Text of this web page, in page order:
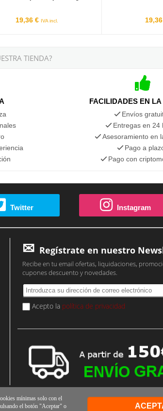
19,36 € IVA incl.
TIENDA?
FACILIDADES EN
Envíos
Entregas en 24
Asesoramiento en
Pago a
Pago con
Twitter Instagram
Regístrate en nuestro
Recibe en tu email ofertas, liquidaciones,
cupones descuento y novedades.
Acepto la política de privacidad
mínimas solo con el
el botón "Aceptar" o